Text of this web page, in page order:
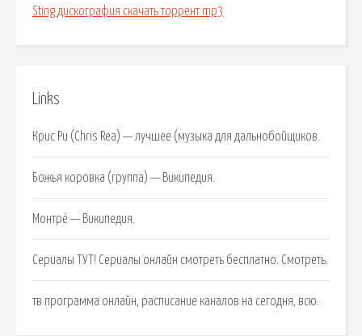
Sting дискография скачать торрент mp3
Links
Крис Ри (Chris Rea) — лучшее (музыка для дальнобойщиков.
Божья коровка (группа) — Википедия.
Монтрё — Википедия.
Сериалы ТУТ! Сериалы онлайн смотреть бесплатно. Смотреть.
тв программа онлайн, расписание каналов на сегодня, всю.